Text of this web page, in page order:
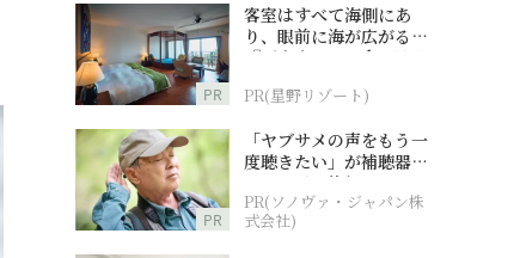
PR
客室はすべて海側にあ
り、眼前に海が広がる
『西表島ホテル by 星野
PR(星野リゾート)
PR
「ヤブサメの声をもう一
度聴きたい」が補聴器チ
ャレンジの後押しに
PR(ソノヴァ・ジャパン株
式会社)